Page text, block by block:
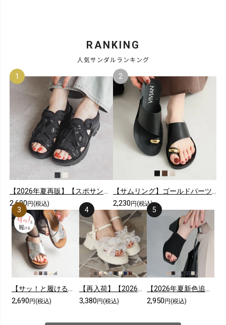
RANKING
人気サンダルランキング
2,690円(税込) 2,230円(税込)
2,690円(税込) 3,380円(税込) 2,950円(税込)